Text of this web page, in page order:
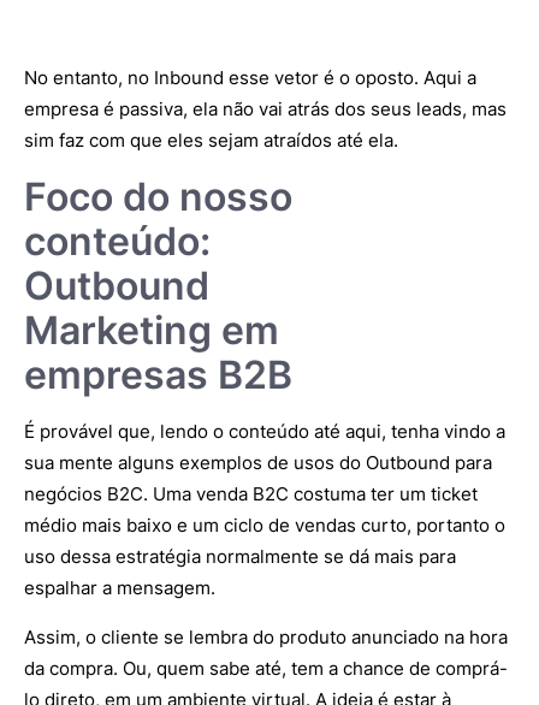
No entanto, no Inbound esse vetor é o oposto. Aqui a
empresa é passiva, ela não vai atrás dos seus leads, mas
sim faz com que eles sejam atraídos até ela.
Foco do nosso
conteúdo:
Outbound
Marketing em
empresas B2B
É provável que, lendo o conteúdo até aqui, tenha vindo a
sua mente alguns exemplos de usos do Outbound para
negócios B2C. Uma venda B2C costuma ter um ticket
médio mais baixo e um ciclo de vendas curto, portanto o
uso dessa estratégia normalmente se dá mais para
espalhar a mensagem.
Assim, o cliente se lembra do produto anunciado na hora
da compra. Ou, quem sabe até, tem a chance de comprá-
lo direto, em um ambiente virtual. A ideia é estar à